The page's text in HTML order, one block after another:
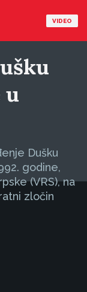
VIDEO
u
Dušku
godine,
(VRS), na
zločin